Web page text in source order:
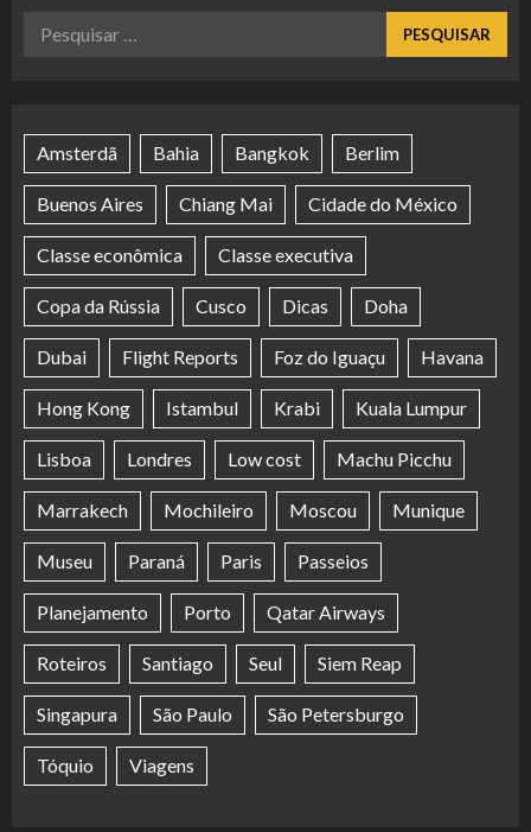
Pesquisar
Amsterdã Bahia Bangkok Berlim
Buenos Aires Chiang Mai Cidade do México
Classe econômica Classe executiva
Copa da Rússia Cusco Dicas Doha
Dubai Flight Reports Foz do Iguaçu Havana
Hong Kong Istambul Krabi Kuala Lumpur
Lisboa Londres Low cost Machu Picchu
Marrakech Mochileiro Moscou Munique
Museu Paraná Paris Passeios
Planejamento Porto Qatar Airways
Roteiros Santiago Seul Siem Reap
Singapura São Paulo São Petersburgo
Tóquio Viagens